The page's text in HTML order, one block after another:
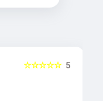
5
☆☆☆☆☆